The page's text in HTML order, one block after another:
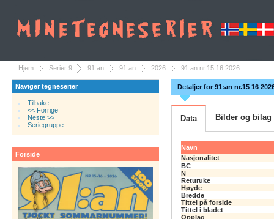
Hjem Serier 9 91:an 91:an 2026 91:an nr.15 16 2026
Naviger tegneserier
Tilbake
<< Forrige
Neste >>
Seriegruppe
Forside
Detaljer for 91:an nr.15 16
Data Bilder og bilag
Navn
Nasjonalitet
BC
N
Returuke
Høyde
Bredde
Tittel på forside
Tittel i bladet
Opplag